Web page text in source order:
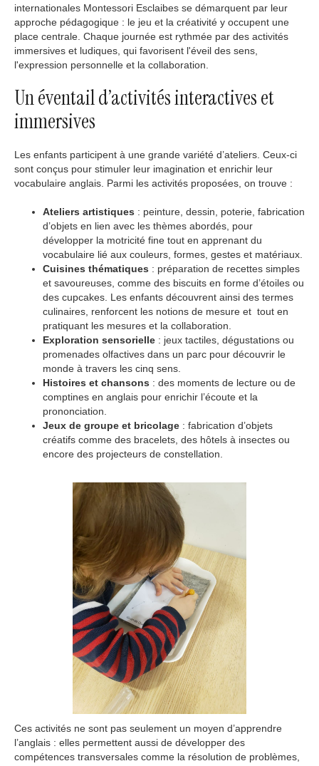
internationales Montessori Esclaibes se démarquent par leur
approche pédagogique : le jeu et la créativité y occupent une
place centrale. Chaque journée est rythmée par des activités
immersives et ludiques, qui favorisent l'éveil des sens,
l'expression personnelle et la collaboration.
Un éventail d’activités interactives et
immersives
Les enfants participent à une grande variété d’ateliers. Ceux-ci
sont conçus pour stimuler leur imagination et enrichir leur
vocabulaire anglais. Parmi les activités proposées, on trouve :
Ateliers artistiques : peinture, dessin, poterie, fabrication
d’objets en lien avec les thèmes abordés, pour
développer la motricité fine tout en apprenant du
vocabulaire lié aux couleurs, formes, gestes et matériaux.
Cuisines thématiques : préparation de recettes simples
et savoureuses, comme des biscuits en forme d’étoiles ou
des cupcakes. Les enfants découvrent ainsi des termes
culinaires, renforcent les notions de mesure et tout en
pratiquant les mesures et la collaboration.
Exploration sensorielle : jeux tactiles, dégustations ou
promenades olfactives dans un parc pour découvrir le
monde à travers les cinq sens.
Histoires et chansons : des moments de lecture ou de
comptines en anglais pour enrichir l’écoute et la
prononciation.
Jeux de groupe et bricolage : fabrication d’objets
créatifs comme des bracelets, des hôtels à insectes ou
encore des projecteurs de constellation.
Ces activités ne sont pas seulement un moyen d’apprendre
l’anglais : elles permettent aussi de développer des
compétences transversales comme la résolution de problèmes,